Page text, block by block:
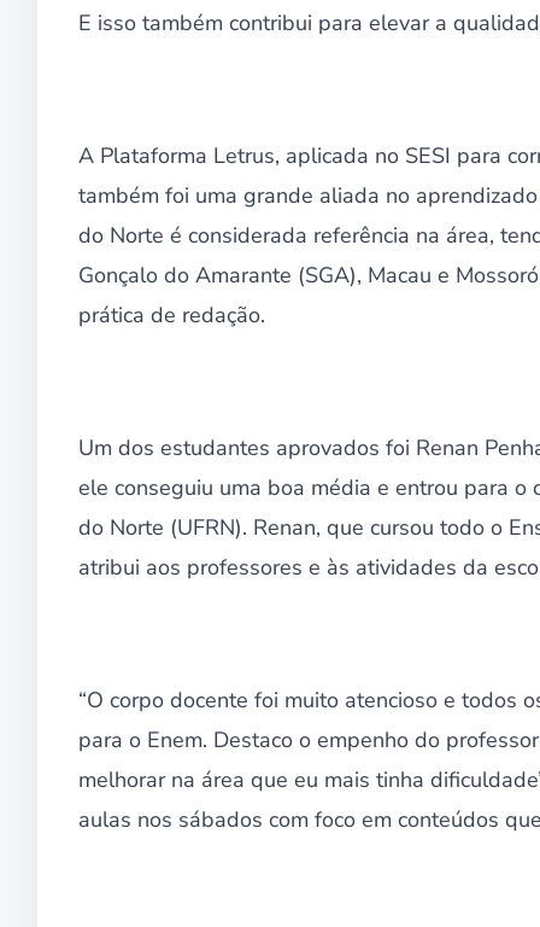
E isso também contribui para elevar a
A Plataforma Letrus, aplicada no SESI para
também foi uma grande aliada no
do Norte é considerada referência na área,
Gonçalo do Amarante (SGA), Macau e
prática de redação.
Um dos estudantes aprovados foi Renan
ele conseguiu uma boa média e entrou para
do Norte (UFRN). Renan, que cursou todo o
atribui aos professores e às atividades da
“O corpo docente foi muito atencioso e todos
para o Enem. Destaco o empenho do
melhorar na área que eu mais tinha
aulas nos sábados com foco em conteúdos